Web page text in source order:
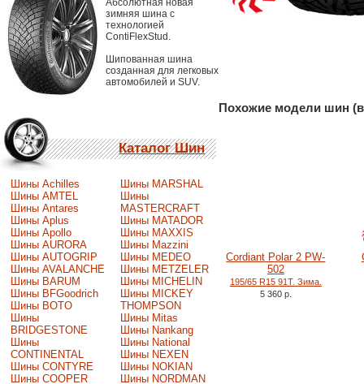
Абсолютная новая
зимняя шина с
технологией
ContiFlexStud.
Шипованная шина
созданная для легковых
автомобилей и SUV.
Каталог Шин
Шины Achilles
Шины AMTEL
Шины Antares
Шины Aplus
Шины Apollo
Шины AURORA
Шины AUTOGRIP
Шины AVALANCHE
Шины BARUM
Шины BFGoodrich
Шины BOTO
Шины
BRIDGESTONE
Шины
CONTINENTAL
Шины CONTYRE
Шины COOPER
Шины MARSHAL
Шины
MASTERCRAFT
Шины MATADOR
Шины MAXXIS
Шины Mazzini
Шины MEDEO
Шины METZELER
Шины MICHELIN
Шины MICKEY
THOMPSON
Шины Mitas
Шины Nankang
Шины National
Шины NEXEN
Шины NOKIAN
Шины NORDMAN
Похожие модели шин
Cordiant Polar 2 PW-
502
195/65 R15 91T. Зима.
5 360 р.